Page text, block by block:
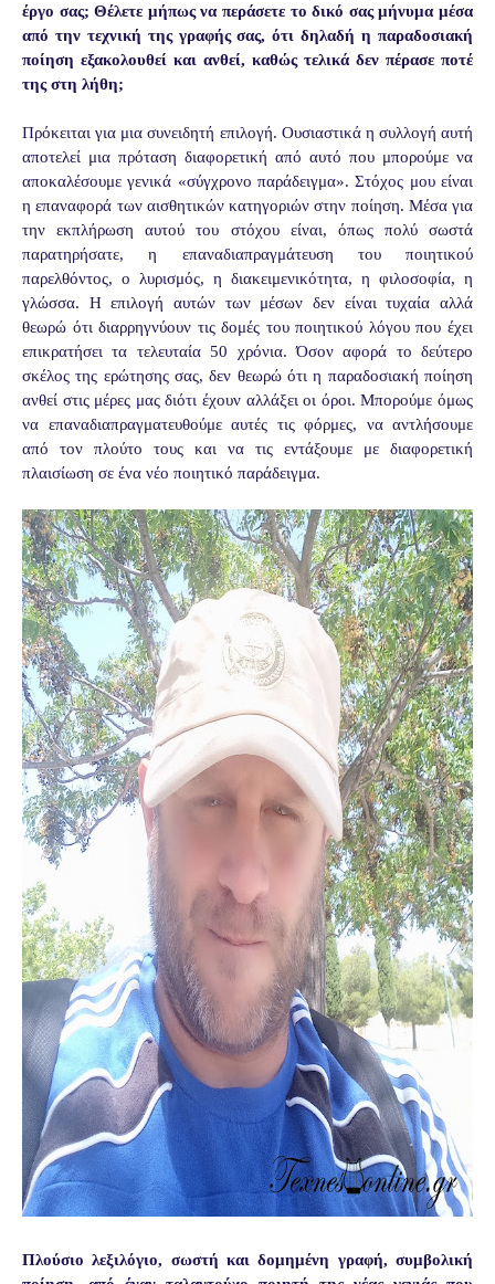
έργο σας; Θέλετε μήπως να περάσετε το δικό σας μήνυμα μέσα
από την τεχνική της γραφής σας, ότι δηλαδή η παραδοσιακή
ποίηση εξακολουθεί και ανθεί, καθώς τελικά δεν πέρασε ποτέ
της στη λήθη;
Πρόκειται για μια συνειδητή επιλογή. Ουσιαστικά η συλλογή αυτή
αποτελεί μια πρόταση διαφορετική από αυτό που μπορούμε να
αποκαλέσουμε γενικά «σύγχρονο παράδειγμα». Στόχος μου είναι
η επαναφορά των αισθητικών κατηγοριών στην ποίηση. Μέσα για
την εκπλήρωση αυτού του στόχου είναι, όπως πολύ σωστά
παρατηρήσατε, η επαναδιαπραγμάτευση του ποιητικού
παρελθόντος, ο λυρισμός, η διακειμενικότητα, η φιλοσοφία, η
γλώσσα. Η επιλογή αυτών των μέσων δεν είναι τυχαία αλλά
θεωρώ ότι διαρρηγνύουν τις δομές του ποιητικού λόγου που έχει
επικρατήσει τα τελευταία 50 χρόνια. Όσον αφορά το δεύτερο
σκέλος της ερώτησης σας, δεν θεωρώ ότι η παραδοσιακή ποίηση
ανθεί στις μέρες μας διότι έχουν αλλάξει οι όροι. Μπορούμε όμως
να επαναδιαπραγματευθούμε αυτές τις φόρμες, να αντλήσουμε
από τον πλούτο τους και να τις εντάξουμε με διαφορετική
πλαισίωση σε ένα νέο ποιητικό παράδειγμα.
Πλούσιο λεξιλόγιο, σωστή και δομημένη γραφή, συμβολική